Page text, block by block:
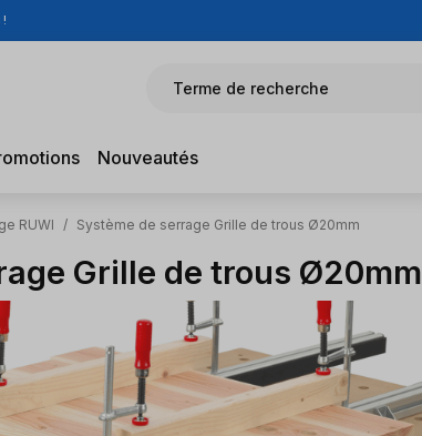
!
Terme de recherche
Nouveautés
RUWI / Système de serrage Grille de trous Ø20mm
Grille de trous Ø20mm